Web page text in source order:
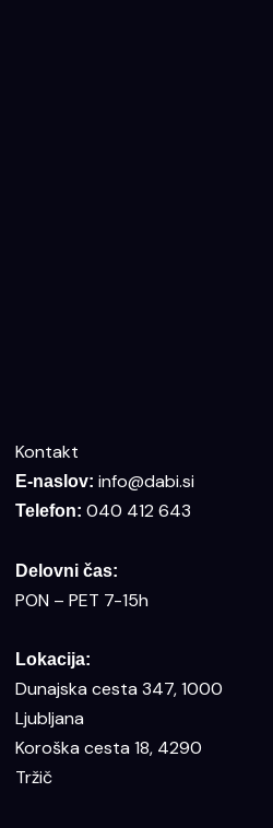
Kontakt
E-naslov: info@dabi.si
Telefon: 040 412 643
Delovni čas:
PON – PET 7-15h
Lokacija:
Dunajska cesta 347, 1000
Ljubljana
Koroška cesta 18, 4290
Tržič